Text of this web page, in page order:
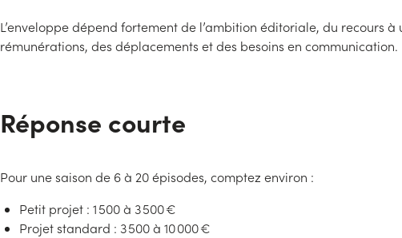
L’enveloppe dépend fortement de l’ambition éditoriale, du recours à
rémunérations, des déplacements et des besoins en communication.
Réponse courte
Pour une saison de 6 à 20 épisodes, comptez environ :
Petit projet : 1 500 à 3 500 €
Projet standard : 3 500 à 10 000 €